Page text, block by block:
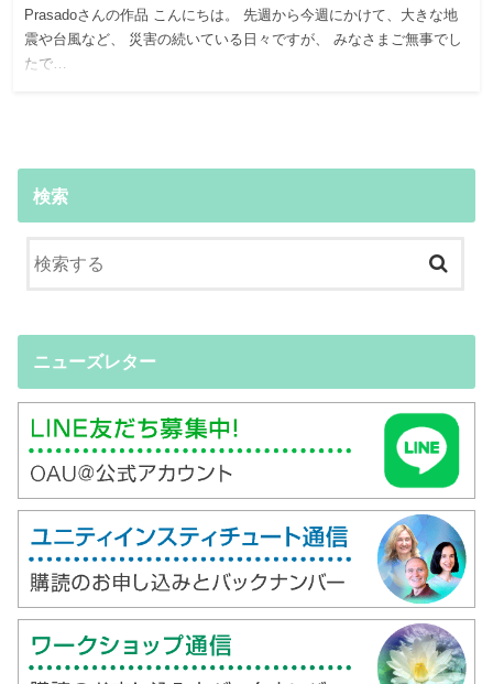
Prasadoさんの作品 こんにちは。 先週から今週にかけて、大きな地
震や台風など、 災害の続いている日々ですが、 みなさまご無事でし
たで…
検索
ニューズレター